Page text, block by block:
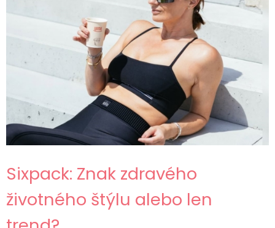
Sixpack: Znak zdravého
životného štýlu alebo len